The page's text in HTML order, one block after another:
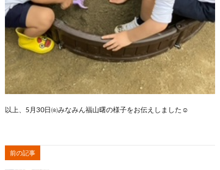
以上、5月30日㈮みなみん福山曙の様子をお伝えしました☺️
前の記事